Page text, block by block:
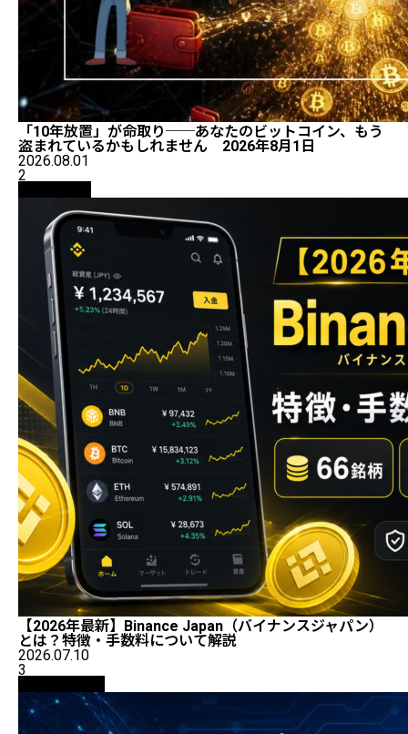
「10年放置」が命取り──あなたのビットコイン、もう
盗まれているかもしれません 2026年8月1日
2026.08.01
2
【2026年最新】Binance Japan（バイナンスジャパン）
とは？特徴・手数料について解説
2026.07.10
3